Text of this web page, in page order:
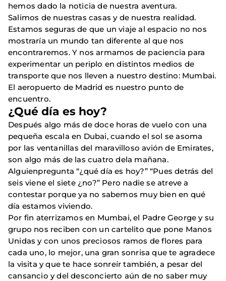
hemos dado la noticia de nuestra aventura.
Salimos de nuestras casas y de nuestra realidad.
Estamos seguras de que un viaje al espacio no nos
mostraría un mundo tan diferente al que nos
encontraremos. Y nos armamos de paciencia para
experimentar un periplo en distintos medios de
transporte que nos lleven a nuestro destino: Mumbai.
El aeropuerto de Madrid es nuestro punto de
encuentro.
¿Qué día es hoy?
Después algo más de doce horas de vuelo con una
pequeña escala en Dubai, cuando el sol se asoma
por las ventanillas del maravilloso avión de Emirates,
son algo más de las cuatro dela mañana.
Alguienpregunta “¿qué día es hoy?” “Pues detrás del
seis viene el siete ¿no?” Pero nadie se atreve a
contestar porque ya no sabemos muy bien en qué
día estamos viviendo.
Por fin aterrizamos en Mumbai, el Padre George y su
grupo nos reciben con un cartelito que pone Manos
Unidas y con unos preciosos ramos de flores para
cada uno, lo mejor, una gran sonrisa que te agradece
la visita y que te hace sonreír también, a pesar del
cansancio y del desconcierto aún de no saber muy